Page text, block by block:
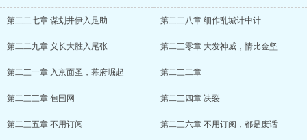
第二二七章 谋划井伊入足助 第二二八章 细作乱城计中计
第二二九章 义长大胜入尾张 第二三零章 大发神威，情比金坚
第二三一章 入京面圣，幕府崛起 第二三二章
第二三三章 包围网 第二三四章 决裂
第二三五章 不用订阅 第二三六章 不用订阅，都是废话